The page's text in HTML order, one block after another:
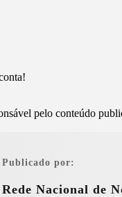
pelo conteúdo
Publicado por:
Rede Nacional de